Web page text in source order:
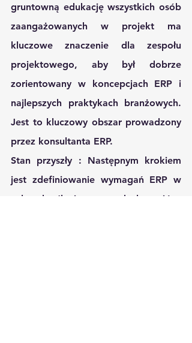
gruntowną edukację wszystkich osób
zaangażowanych w projekt ma
kluczowe znaczenie dla zespołu
projektowego, aby był dobrze
zorientowany w koncepcjach ERP i
najlepszych praktykach branżowych.
Jest to kluczowy obszar prowadzony
przez konsultanta ERP.
Stan przyszły : Następnym krokiem
jest zdefiniowanie wymagań ERP w
celu określenia pewnych kryteriów,